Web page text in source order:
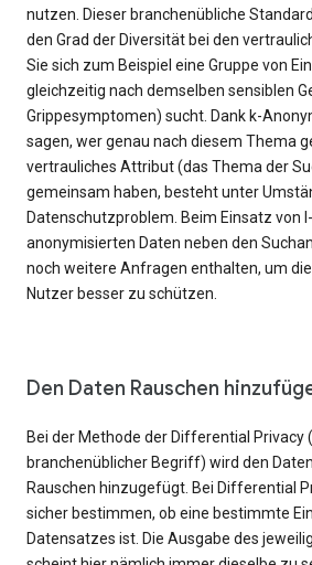
nutzen. Dieser branchenübliche
den Grad der Diversität bei den
Sie sich zum Beispiel eine Gruppe von
gleichzeitig nach demselben sensiblen
Grippesymptomen) sucht. Dank k-
sagen, wer genau nach diesem Thema
vertrauliches Attribut (das Thema der
gemeinsam haben, besteht unter
Datenschutzproblem. Beim Einsatz von
anonymisierten Daten neben den
noch weitere Anfragen enthalten, um
Nutzer besser zu schützen.
Den Daten Rauschen
Bei der Methode der Differential Privacy
branchenüblicher Begriff) wird den
Rauschen hinzugefügt. Bei Differential
sicher bestimmen, ob eine bestimmte
Datensatzes ist. Die Ausgabe des